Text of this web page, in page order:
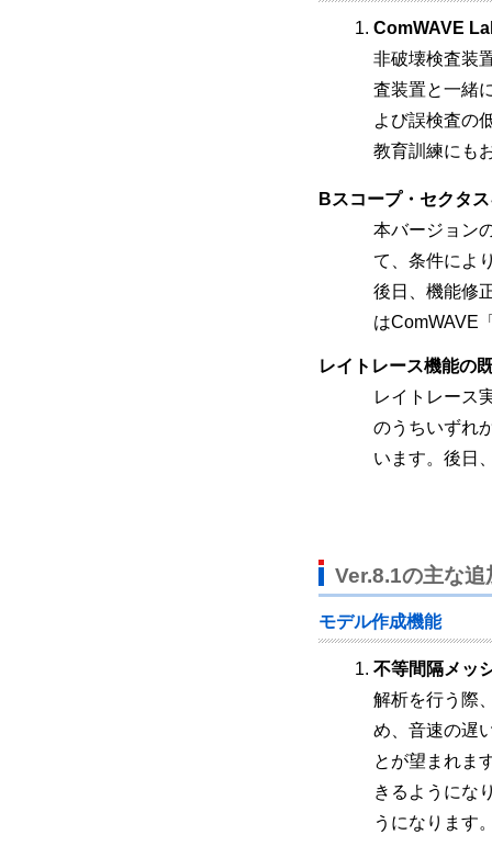
ComWAVE
非破壊検査装
査装置と一緒
よび誤検査の
教育訓練にも
Bスコープ・セクタ
本バージョン
て、条件によ
後日、機能修
はComWAVE
レイトレース機能の
レイトレース
のうちいずれ
います。後日
Ver.8.1の主な追
モデル作成機能
不等間隔メッ
解析を行う際
め、音速の遅
とが望まれま
きるようにな
うになります